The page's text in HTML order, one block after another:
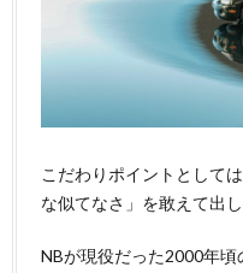
こだわりポイントとして
な似てなさ」を敢えて出
NBが現役だった2000年